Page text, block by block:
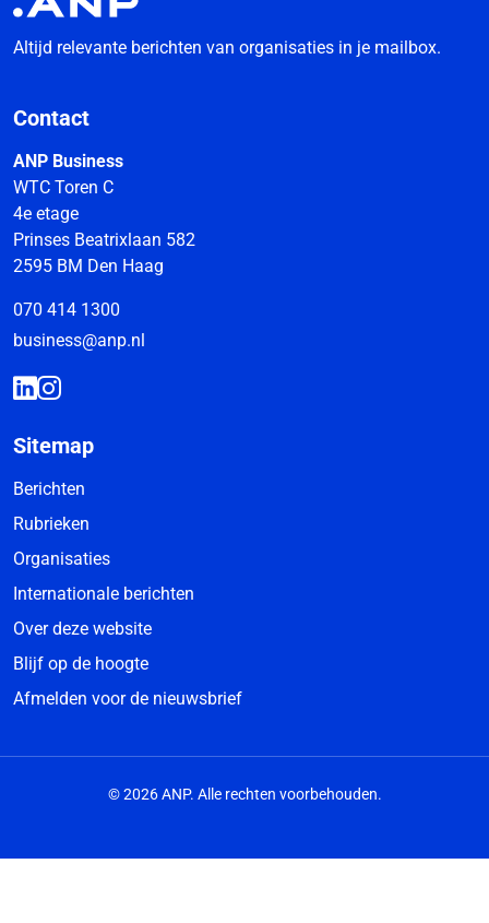
Altijd relevante berichten van organisaties in je mailbox.
Contact
ANP Business
WTC Toren C
4e etage
Prinses Beatrixlaan 582
2595 BM Den Haag
070 414 1300
business@anp.nl
Sitemap
Berichten
Rubrieken
Organisaties
Internationale berichten
Over deze website
Blijf op de hoogte
Afmelden voor de nieuwsbrief
© 2026 ANP. Alle rechten voorbehouden.